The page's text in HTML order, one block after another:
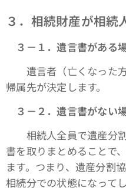
３．相続財産が相続
３－１．遺言書がある
遺言者（亡くなった方
帰属先が決定します。
３－２．遺言書がない
相続人全員で遺産分割
書を取りまとめることで
ます。つまり、遺産分割
相続分での状態になって